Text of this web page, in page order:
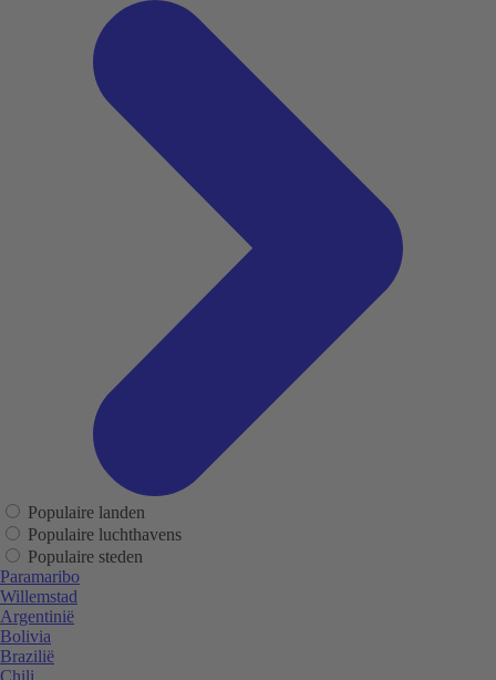
Populaire landen
Populaire luchthavens
Populaire steden
Paramaribo
Willemstad
Argentinië
Bolivia
Brazilië
Chili